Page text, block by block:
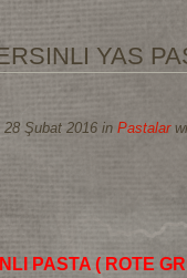
YAS
Şubat 2016 in Pastalar
PASTA ( ROTE